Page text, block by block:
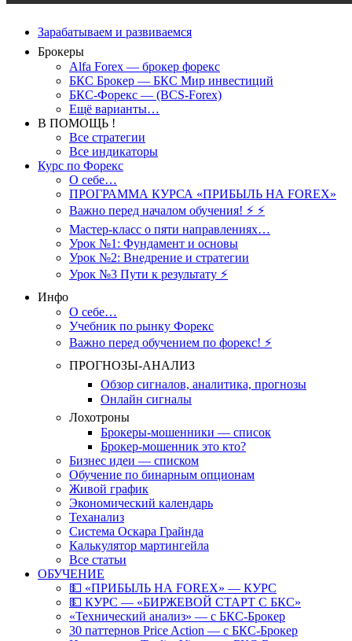
Зарабатываем и развиваемся
Брокеры
Alfa Forex — брокер форекс
БКС Брокер — БКС Мир инвестиций
БКС-Форекс — (BCS-Forex)
Ещё варианты…
В ПОМОЩЬ !
Все стратегии
Все индикаторы
Курс по Форекс
О себе…
ПРОГРАММА КУРСА «ПРИБЫЛЬ НА FOREX»
Важно перед началом обучения! ⚡ ⚡
Мастер-класс о пяти направлениях…
Урок №1: Фундамент и основы
Урок №2: Внедрение и стратегии
Урок №3 Пути к результату ⚡️
Инфо
О себе…
Учебник по рынку Форекс
Важно перед обучением по форекс! ⚡
ПРОГНОЗЫ-АНАЛИЗ
Обзор сигналов, аналитика, прогнозы
Онлайн сигналы
Лохотроны
Брокеры-мошенники — список
Брокер-мошенник это кто?
Бизнес идеи — списком
Обучение по бинарным опционам
Живой график
Экономический календарь
Теханализ
Система Оскара Грайнда
Калькулятор мартингейла
Все статьи
ОБУЧЕНИЕ
💵 «ПРИБЫЛЬ НА FOREX» — КУРС
💵 КУРС — «БИРЖЕВОЙ СТАРТ С БКС»
«Технический анализ» — с БКС-Брокер
30 паттернов Price Action — с БКС-Брокер